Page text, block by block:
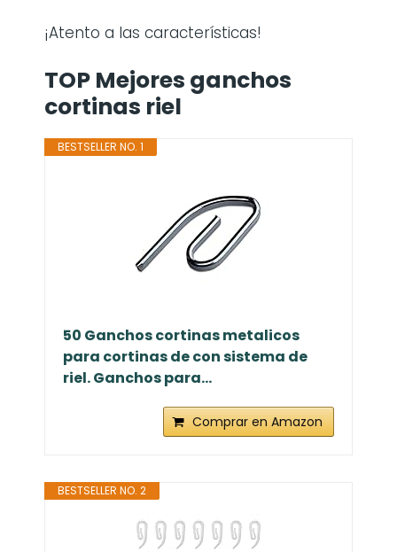
¡Atento a las características!
TOP Mejores ganchos
cortinas riel
BESTSELLER NO. 1
50 Ganchos cortinas metalicos
para cortinas de con sistema de
riel. Ganchos para...
Comprar en Amazon
BESTSELLER NO. 2